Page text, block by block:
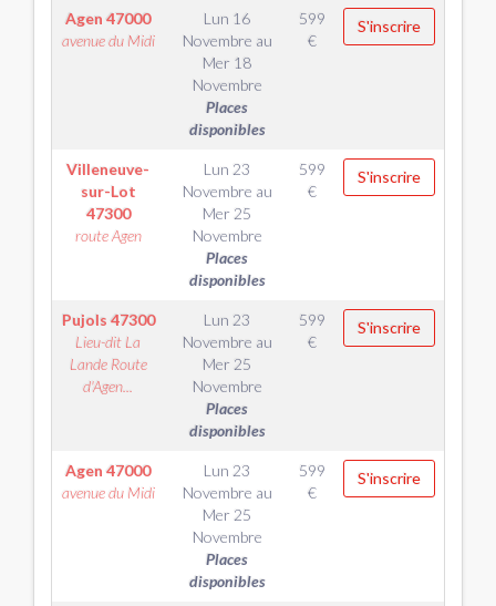
Agen 47000
avenue du Midi
Lun 16
Novembre au
Mer 18
Novembre
Places
disponibles
599
€
S'inscrire
Villeneuve-
sur-Lot
47300
route Agen
Lun 23
Novembre au
Mer 25
Novembre
Places
disponibles
599
€
S'inscrire
Pujols 47300
Lieu-dit La
Lande Route
d'Agen...
Lun 23
Novembre au
Mer 25
Novembre
Places
disponibles
599
€
S'inscrire
Agen 47000
avenue du Midi
Lun 23
Novembre au
Mer 25
Novembre
Places
disponibles
599
€
S'inscrire